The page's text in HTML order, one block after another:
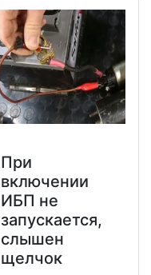
При
включении
ИБП не
запускается,
слышен
щелчок